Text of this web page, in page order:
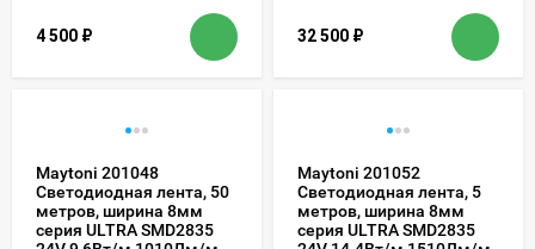
4 500 ₽ 32 500 ₽
Maytoni 201048
Светодиодная лента, 50
метров, ширина 8мм
серия ULTRA SMD2835
Maytoni 201052
Светодиодная лента, 5
метров, ширина 8мм
серия ULTRA SMD2835